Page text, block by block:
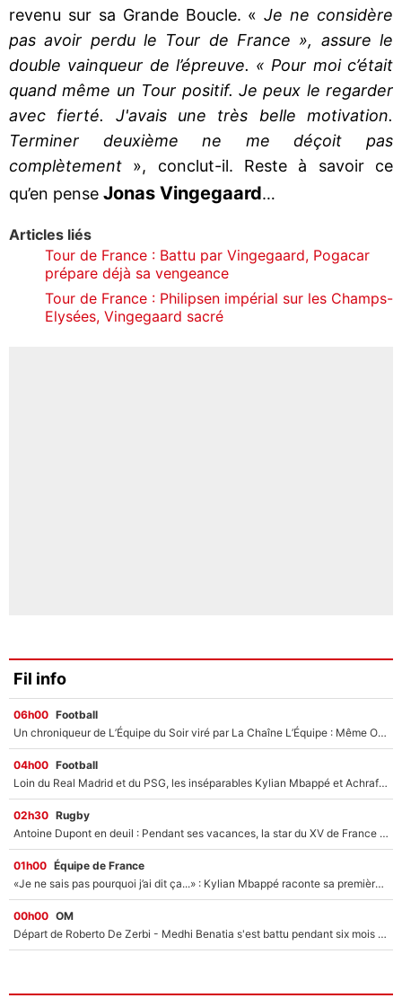
revenu sur sa Grande Boucle. «Je ne considère
pas avoir perdu le Tour de France », assure le
double vainqueur de l’épreuve. « Pour moi c’était
quand même un Tour positif. Je peux le regarder
avec fierté. J'avais une très belle motivation.
Terminer deuxième ne me déçoit pas
complètement », conclut-il. Reste à savoir ce
qu’en pense Jonas Vingegaard…
Articles liés
Tour de France : Battu par Vingegaard, Pogacar
prépare déjà sa vengeance
Tour de France : Philipsen impérial sur les Champs-
Elysées, Vingegaard sacré
Fil info
06h00 Football
Un chroniqueur de L’Équipe du Soir viré par La Chaîne L’Équipe : Même Olivier Ménard n’avait pas pu empêcher son départ, «je l’ai appris sur Twitter, je l’ai vécu assez mal»
04h00 Football
Loin du Real Madrid et du PSG, les inséparables Kylian Mbappé et Achraf Hakimi changent d'équipe le temps d'une journée !
02h30 Rugby
Antoine Dupont en deuil : Pendant ses vacances, la star du XV de France a perdu sa grand-mère
01h00 Équipe de France
«Je ne sais pas pourquoi j’ai dit ça...» : Kylian Mbappé raconte sa première rencontre avec Zinédine Zidane (et c’est très drôle)
00h00 OM
Départ de Roberto De Zerbi - Medhi Benatia s'est battu pendant six mois pour le retenir à l'OM, le PSG a été le naufrage de trop : «Je pars avec toi»